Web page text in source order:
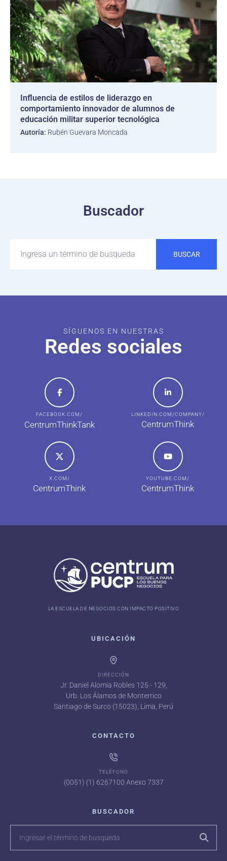
Influencia de estilos de liderazgo en
comportamiento innovador de alumnos de
educación militar superior tecnológica
Autoría: Rubén Guevara Moncada
Buscador
BUSCAR
SÍGUENOS EN NUESTRAS
Redes sociales
FACEBOOK.COM/
CentrumThinkTank
LINKEDIN.COM/COMPANY/
CentrumThink
X.COM/
CentrumThink
YOUTUBE.COM/
CentrumThink
LA ESCUELA DE NEGOCIOS CON IMPACTO POSITIVO
UBICACIÓN
DIRECCIÓN
Jr. Daniel Alomía Robles 125 - 129,
Urb. Los Álamos de Monterrico
Santiago de Surco (15023), Lima, Perú
CONTACTO
TELÉFONO
(0051) (1) 6267100 Anexo 7337
BUSCADOR